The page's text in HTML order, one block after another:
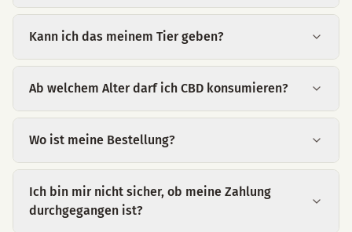
Kann ich das meinem Tier geben?
Ab welchem Alter darf ich CBD konsumieren?
Wo ist meine Bestellung?
Ich bin mir nicht sicher, ob meine Zahlung
durchgegangen ist?